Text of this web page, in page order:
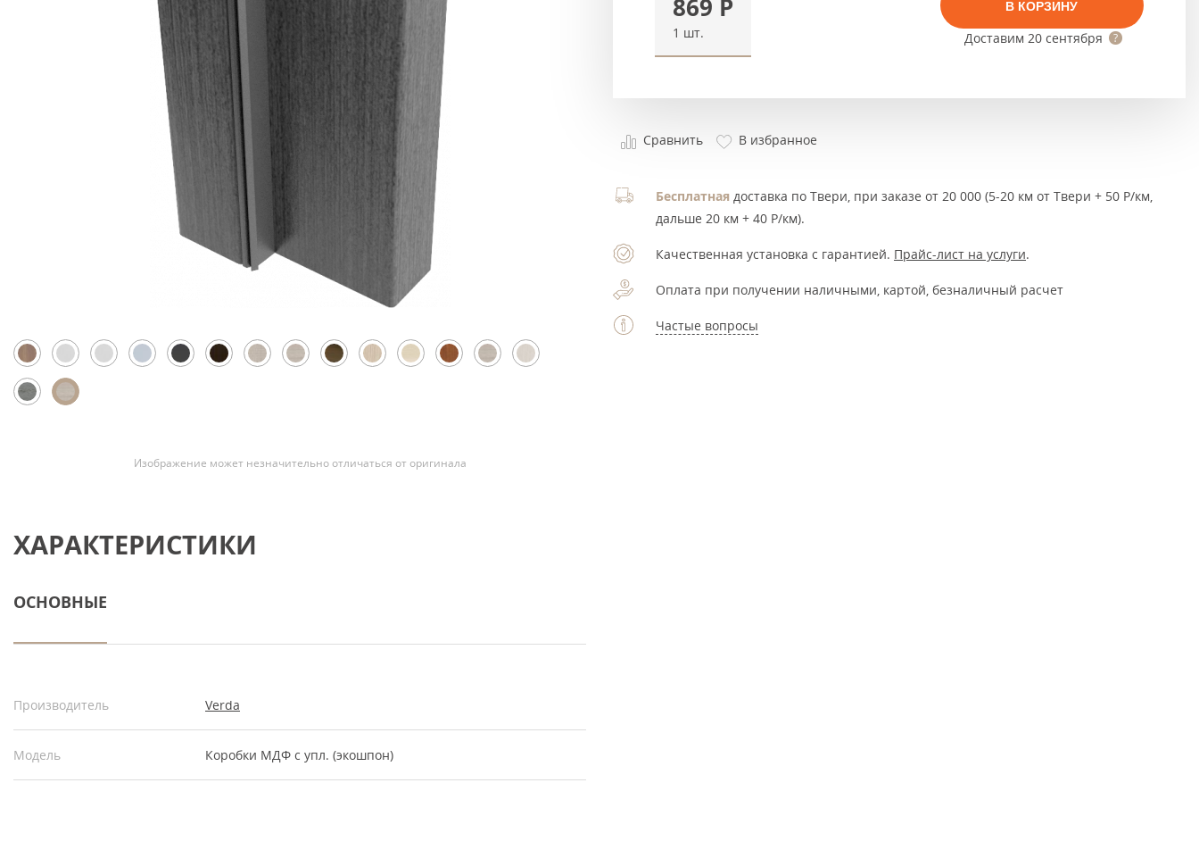
Изображение может незначительно отличаться от оригинала
ХАРАКТЕРИСТИКИ
ОСНОВНЫЕ
Производитель Verda
Модель Коробки МДФ с упл. (экошпон)
869 Р
1 шт.
В КОРЗИНУ
Доставим 20 сентября
Сравнить В избранное
Бесплатная доставка по Твери, при заказе от 20 000 (5-20 км от Твери + 50 Р/км,
дальше 20 км + 40 Р/км).
Качественная установка с гарантией. Прайс-лист на услуги.
Оплата при получении наличными, картой, безналичный расчет
Частые вопросы